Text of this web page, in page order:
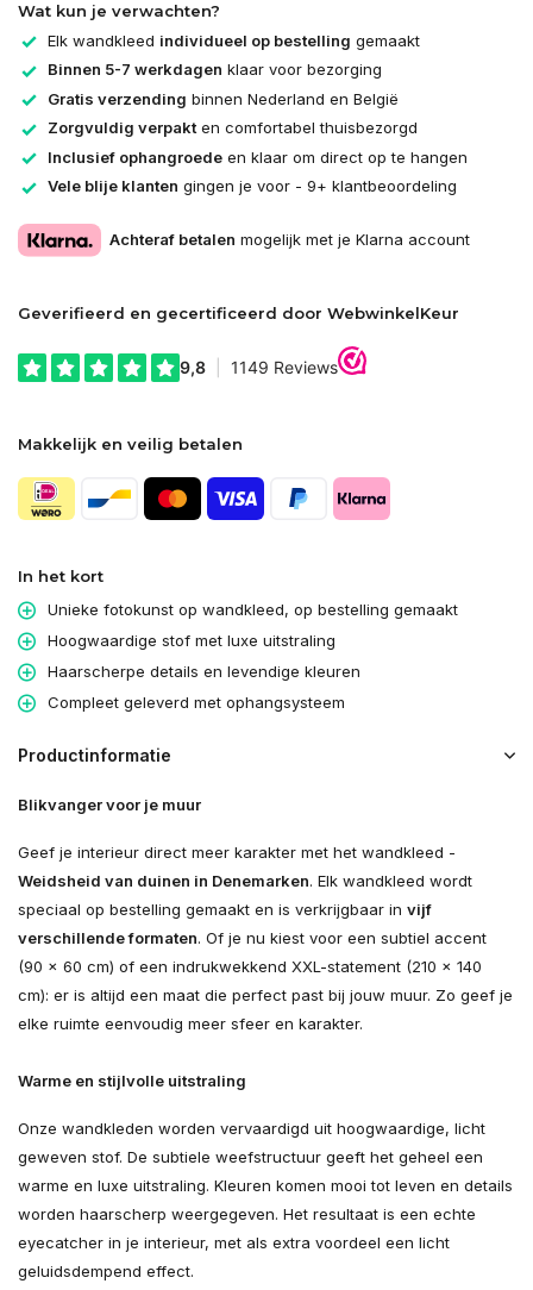
Wat kun je verwachten?
Elk wandkleed individueel op bestelling gemaakt
Binnen 5-7 werkdagen klaar voor bezorging
Gratis verzending binnen Nederland en België
Zorgvuldig verpakten comfortabel thuisbezorgd
Inclusief ophangroede en klaar om direct op te hangen
Vele blije klanten gingen je voor - 9+ klantbeoordeling
Achteraf betalen mogelijk met je Klarna account
Geverifieerd en gecertificeerd door WebwinkelKeur
Makkelijk en veilig betalen
In het kort
Unieke fotokunst op wandkleed, op bestelling gemaakt
Hoogwaardige stof met luxe uitstraling
Haarscherpe details en levendige kleuren
Compleet geleverd met ophangsysteem
Productinformatie
Blikvanger voor je muur
Geef je interieur direct meer karakter met het wandkleed -
Weidsheid van duinen in Denemarken. Elk wandkleed wordt
speciaal op bestelling gemaakt en is verkrijgbaar in vijf
verschillende formaten. Of je nu kiest voor een subtiel accent
(90 × 60 cm) of een indrukwekkend XXL-statement (210 × 140
cm): er is altijd een maat die perfect past bij jouw muur. Zo geef je
elke ruimte eenvoudig meer sfeer en karakter.
Warme en stijlvolle uitstraling
Onze wandkleden worden vervaardigd uit hoogwaardige, licht
geweven stof. De subtiele weefstructuur geeft het geheel een
warme en luxe uitstraling. Kleuren komen mooi tot leven en details
worden haarscherp weergegeven. Het resultaat is een echte
eyecatcher in je interieur, met als extra voordeel een licht
geluidsdempend effect.